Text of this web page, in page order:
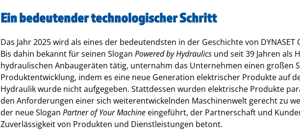
Ein bedeutender technologischer Schritt
Das Jahr 2025 wird als eines der bedeutendsten in der Geschichte von
Bis dahin bekannt für seinen Slogan Powered by Hydraulics und seit 39 Jahren als
hydraulischen Anbaugeräten tätig, unternahm das Unternehmen einen großen
Produktentwicklung, indem es eine neue Generation elektrischer Produkte auf
Hydraulik wurde nicht aufgegeben. Stattdessen wurden elektrische Produkte
den Anforderungen einer sich weiterentwickelnden Maschinenwelt gerecht zu
der neue Slogan Partner of Your Machine eingeführt, der Partnerschaft und
Zuverlässigkeit von Produkten und Dienstleistungen betont.